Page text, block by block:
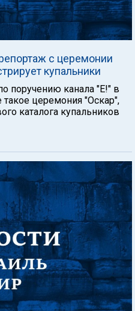
с церемонии
купальники
поручению канала "Е!" в
церемония "Оскар",
каталога купальников